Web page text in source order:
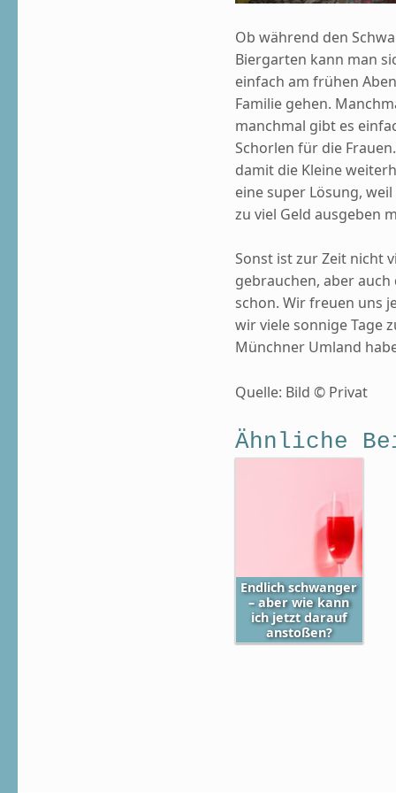
Ob während den
Biergarten kann man
einfach am frühen
Familie gehen.
manchmal gibt es
Schorlen für die
damit die Kleine
eine super Lösung,
zu viel Geld ausgeben
Sonst ist zur Zeit nicht
gebrauchen, aber auch
schon. Wir freuen uns
wir viele sonnige Tage
Münchner Umland
Quelle: Bild © Privat
Ähnliche
Endlich schwanger
– aber wie kann
ich jetzt darauf
anstoßen?